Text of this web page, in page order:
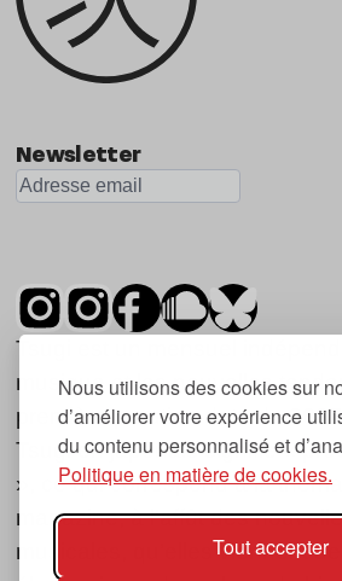
Nous utilisons des cookies sur
d’améliorer votre expérience
du contenu personnalisé et
Politique en matière de cookies.
Tout accepter
Newsletter
Tsugi est un mensuel
musique et les nouvelles
première parution date de
Tsugi en japonais signifie «
», ce qui correspond à la
magazine, à l’affût des
musicales, qu’elles viennent de